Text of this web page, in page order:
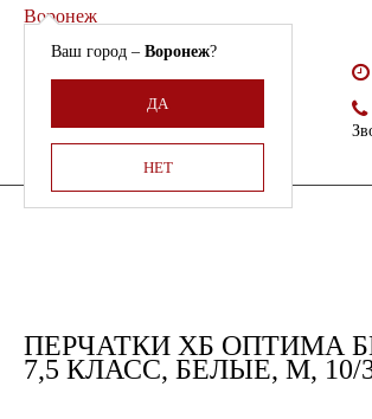
Воронеж
Ваш город –Воронеж?
ДА
НЕТ
Армения, Молдавия,
Перчатки хб оптима без ПВХ 7,5 класс, белые, М, 10/300
ПЕРЧАТКИ ХБ ОПТИМА
7,5 КЛАСС, БЕЛЫЕ, М, 10/